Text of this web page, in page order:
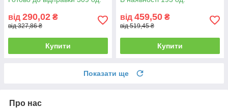
від 290,02 ₴
від 327,86 ₴
Купити
від 459,50 ₴
від 519,45 ₴
Купити
Показати ще
Про нас